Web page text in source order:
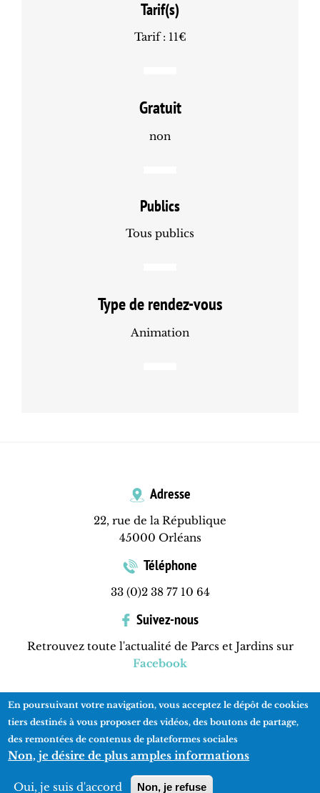
Tarif(s)
Tarif : 11€
Gratuit
non
Publics
Tous publics
Type de rendez-vous
Animation
Adresse
22, rue de la République
45000 Orléans
Téléphone
33 (0)2 38 77 10 64
Suivez-nous
Retrouvez toute l'actualité de Parcs et Jardins sur
Facebook
Contactez-nous Mentions légales Plan du site
En poursuivant votre navigation, vous acceptez le dépôt de cookies
tiers destinés à vous proposer des vidéos, des boutons de partage,
des remontées de contenus de plateformes sociales
Non, je désire de plus amples informations
Oui, je suis d'accord Non, je refuse